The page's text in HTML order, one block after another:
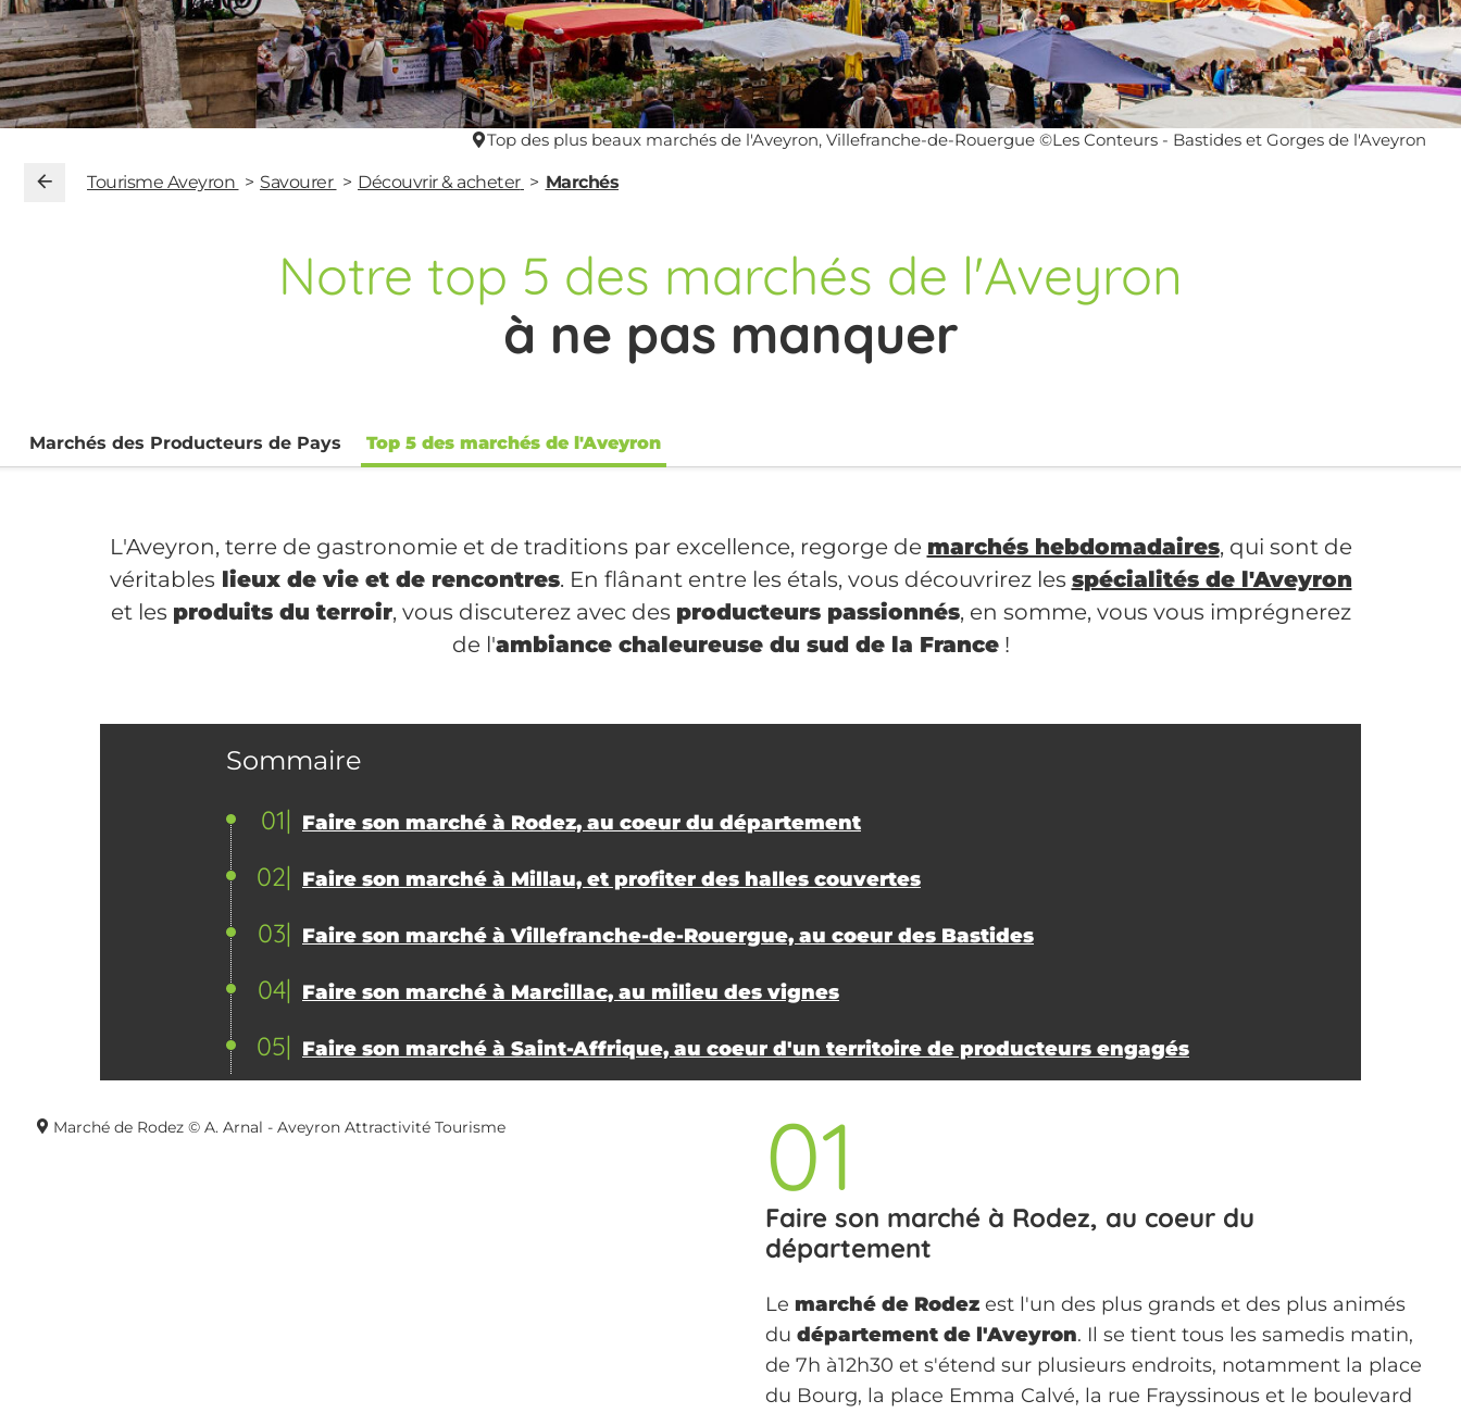
Top des plus beaux marchés de l'Aveyron, Villefranche-de-Rouergue ©Les Conteurs - Bastides et Gorges de l'Aveyron
Tourisme Aveyron Savourer Découvrir & acheter Marchés
Notre top 5 des marchés de l'Aveyron
à ne pas manquer
Marchés des Producteurs de Pays Top 5 des marchés de l'Aveyron
L'Aveyron, terre de gastronomie et de traditions par excellence, regorge de marchés hebdomadaires, qui sont de
véritables lieux de vie et de rencontres. En flânant entre les étals, vous découvrirez les spécialités de l'Aveyron
et les produits du terroir, vous discuterez avec des producteurs passionnés, en somme, vous vous imprégnerez
de l'ambiance chaleureuse du sud de la France!
Sommaire
01
Faire son marché à Rodez, au coeur du département
02 Faire son marché à Millau, et profiter des halles couvertes
03 Faire son marché à Villefranche-de-Rouergue, au coeur des Bastides
04 Faire son marché à Marcillac, au milieu des vignes
05 Faire son marché à Saint-Affrique, au coeur d'un territoire de producteurs engagés
Marché de Rodez © A. Arnal - Aveyron Attractivité Tourisme 01
Faire son marché à Rodez, au coeur du
département
Le marché de Rodez est l'un des plus grands et des plus animés
du département de l'Aveyron. Il se tient tous les samedis matin,
de 7h à12h30 et s'étend sur plusieurs endroits, notamment la place
du Bourg, la place Emma Calvé, la rue Frayssinous et le boulevard